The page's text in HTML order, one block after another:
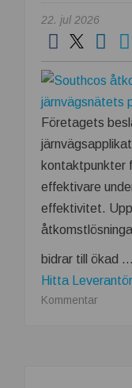
IoT-
22. jul 2026
Företagets
kontaktpunkter
effektivare
effektivitet.
bidrar till ökad …
Hitta
Kommentar